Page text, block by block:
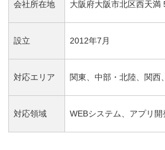
会社所在地 大阪府大阪市北区西天満
設立 2012年7月
対応エリア 関東、中部・北陸、関西
対応領域 WEBシステム、アプリ開